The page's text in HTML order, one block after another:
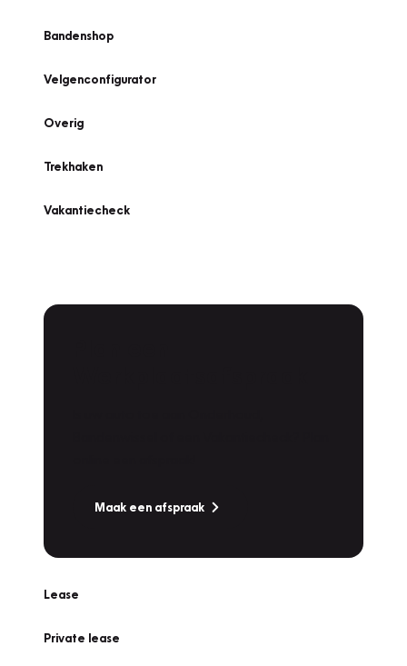
Bandenshop
Velgenconfigurator
Overig
Trekhaken
Vakantiecheck
Maak een afspraak
Lease
Private lease